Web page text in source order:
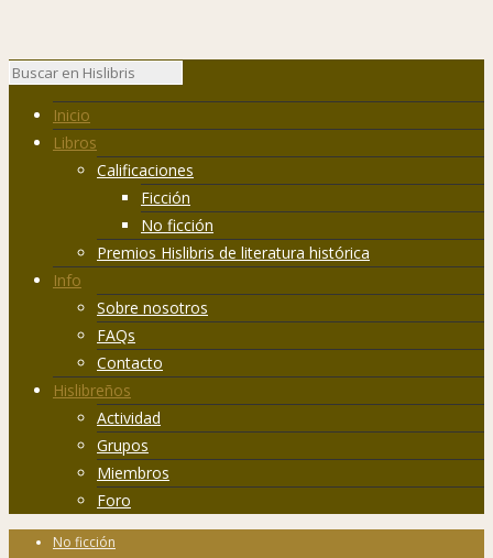
Inicio
Libros
Calificaciones
Ficción
No ficción
Premios Hislibris de literatura histórica
Info
Sobre nosotros
FAQs
Contacto
Hislibreños
Actividad
Grupos
Miembros
Foro
No ficción